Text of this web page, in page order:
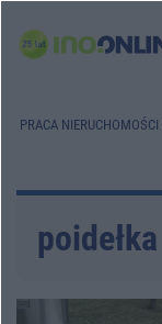
PRACA NIERUCHOMOŚCI
poidełka